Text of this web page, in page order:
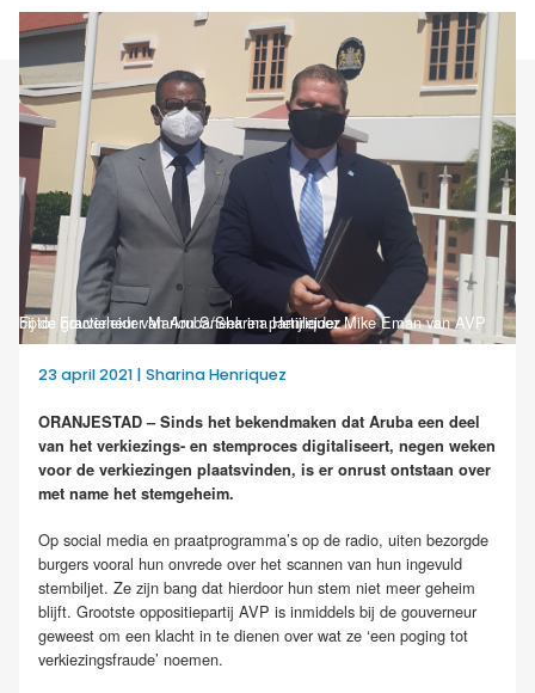
Foto: Fractieleider Marlon Sneek en partijleider Mike Eman van AVP bij de gouverneur van Aruba/Sharina Henriquez
23 april 2021 | Sharina Henriquez
ORANJESTAD – Sinds het bekendmaken dat Aruba een deel
van het verkiezings- en stemproces digitaliseert, negen weken
voor de verkiezingen plaatsvinden, is er onrust ontstaan over
met name het stemgeheim.
Op social media en praatprogramma’s op de radio, uiten bezorgde
burgers vooral hun onvrede over het scannen van hun ingevuld
stembiljet. Ze zijn bang dat hierdoor hun stem niet meer geheim
blijft. Grootste oppositiepartij AVP is inmiddels bij de gouverneur
geweest om een klacht in te dienen over wat ze ‘een poging tot
verkiezingsfraude’ noemen.